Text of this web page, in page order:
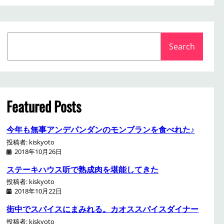
a
r
c
h
Search
Featured Posts
今年も無事アンデパンダンのモンブランを食べれた♪
投稿者: kiskyoto
2018年10月26日
ステーキハウス听で熟成肉を堪能してきた
投稿者: kiskyoto
2018年10月22日
街中でスパイスにまみれる。カオススパイスダイナー
投稿者: kiskyoto